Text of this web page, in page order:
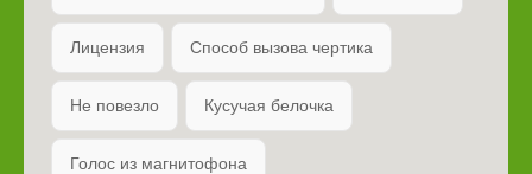
Лицензия Способ вызова чертика
Не повезло Кусучая белочка
Голос из магнитофона